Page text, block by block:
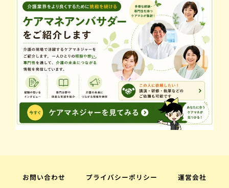
お問い合わせ プライバシーポリシー 運営会社